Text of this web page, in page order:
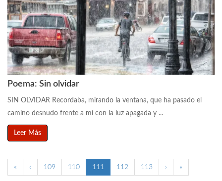
Poema: Sin olvidar
SIN OLVIDAR Recordaba, mirando la ventana, que ha pasado el
camino desnudo frente a mí con la luz apagada y ...
Leer Más
« ‹ 109 110 111 112 113 › »